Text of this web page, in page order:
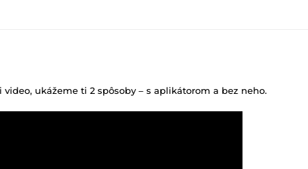
ukážeme ti 2 spôsoby – s aplikátorom a bez neho.